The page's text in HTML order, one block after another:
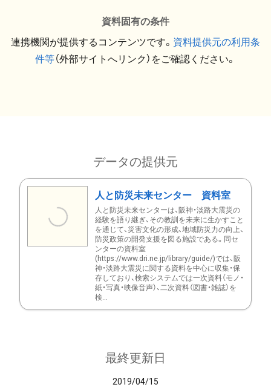
資料固有の条件
連携機関が提供するコンテンツです。 資料提供元の利用条
件等（外部サイトへリンク）をご確認ください。
データの提供元
人と防災未来センター 資料室
人と防災未来センターは、阪神・淡路大震災の
経験を語り継ぎ、その教訓を未来に生かすこと
を通じて、災害文化の形成、地域防災力の向上、
防災政策の開発支援を図る施設である。同セ
ンターの資料室
(https://www.dri.ne.jp/library/guide/)では、阪
神・淡路大震災に関する資料を中心に収集・保
存しており、検索システムでは一次資料（モノ・
紙・写真・映像音声）、二次資料（図書・雑誌）を
検...
最終更新日
2019/04/15